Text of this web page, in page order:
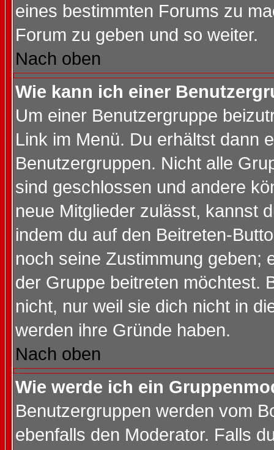
eines bestimmten Forums zu
Forum zu geben und so weiter.
Nach oben
Wie kann ich einer
Um einer Benutzergruppe
Link im Menü. Du erhältst dann
Benutzergruppen. Nicht alle
sind geschlossen und andere
neue Mitglieder zulässt, kannst
indem du auf den Beitreten-
noch seine Zustimmung geben;
der Gruppe beitreten möchtest.
nicht, nur weil sie dich nicht in
werden ihre Gründe haben.
Nach oben
Wie werde ich ein
Benutzergruppen werden vom
ebenfalls den Moderator. Falls